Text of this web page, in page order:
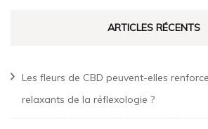
ARTICLES RÉCENTS
Les fleurs de CBD peuvent-elles
relaxants de la réflexologie ?